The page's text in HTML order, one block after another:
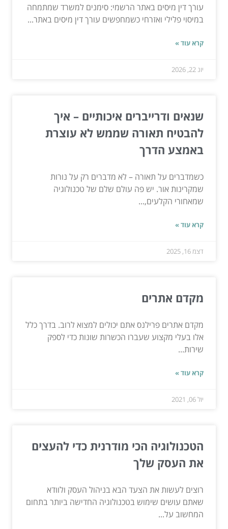
עורך דין מיסים באתר הרשמי: סימנים למשרד שמתמחה
במיסוי פלילי ואזרחי כשמחפשים עורך דין מיסים באתר...
קרא עוד »
יונ 22, 2026
שנאים ודרייברים איכותיים – איך
להבטיח תאורה שממש לא עוצרת
באמצע הדרך
כשמדברים על תאורה – לא מדברים רק על נורות
שמקרינות אור. יש פה עולם שלם של טכנולוגיה
שמאחורי הקלעים,...
קרא עוד »
דצמ 16, 2025
מקדם אתרים
מקדם אתרים פרילנס אתם יכולים למצוא לרוב. בדרך כלל
אלו בעלי מקצוע שעברו הכשרות שונות כדי לספק
שירות...
קרא עוד »
יול 06, 2021
הטכנולוגיה הכי מודרנית כדי להעצים
את העסק שלך
רוצים לעשות את הצעד הבא בניהול העסק ולוודא
שאתם עושים שימוש בטכנולוגיה החדישה ביותר בתחום
המחשוב על...